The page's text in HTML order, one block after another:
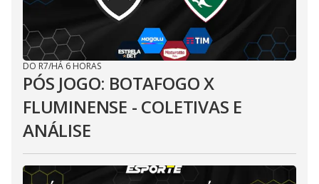
DO R7/HÁ 6 HORAS
PÓS JOGO: BOTAFOGO X
FLUMINENSE - COLETIVAS E
ANÁLISE